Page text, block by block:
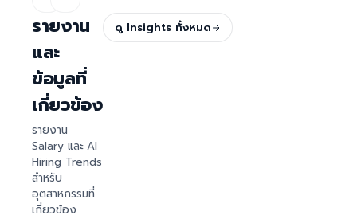
รายงาน
และ
ข้อมูลที่
เกี่ยวข้อง
รายงาน
Salary และ AI
Hiring Trends
สำหรับ
อุตสาหกรรมที่
เกี่ยวข้อง
ดู Insights ทั้งหมด